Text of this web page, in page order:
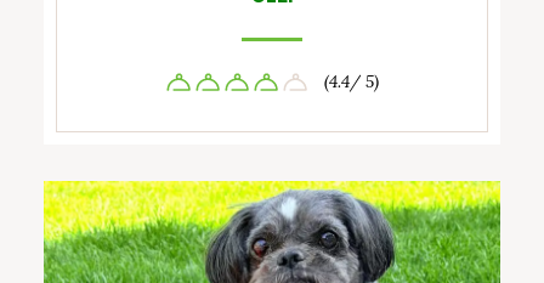
(4.4/ 5)